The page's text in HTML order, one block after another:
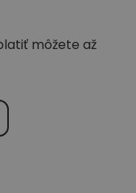
môžete až